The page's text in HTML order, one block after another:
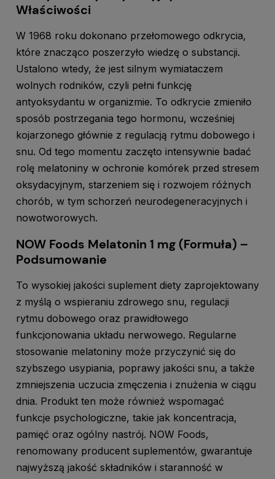
Właściwości
W 1968 roku dokonano przełomowego odkrycia,
które znacząco poszerzyło wiedzę o substancji.
Ustalono wtedy, że jest silnym wymiataczem
wolnych rodników, czyli pełni funkcję
antyoksydantu w organizmie. To odkrycie zmieniło
sposób postrzegania tego hormonu, wcześniej
kojarzonego głównie z regulacją rytmu dobowego i
snu. Od tego momentu zaczęto intensywnie badać
rolę melatoniny w ochronie komórek przed stresem
oksydacyjnym, starzeniem się i rozwojem różnych
chorób, w tym schorzeń neurodegeneracyjnych i
nowotworowych.
NOW Foods Melatonin 1 mg (Formuła) –
Podsumowanie
To wysokiej jakości suplement diety zaprojektowany
z myślą o wspieraniu zdrowego snu, regulacji
rytmu dobowego oraz prawidłowego
funkcjonowania układu nerwowego. Regularne
stosowanie melatoniny może przyczynić się do
szybszego usypiania, poprawy jakości snu, a także
zmniejszenia uczucia zmęczenia i znużenia w ciągu
dnia. Produkt ten może również wspomagać
funkcje psychologiczne, takie jak koncentracja,
pamięć oraz ogólny nastrój. NOW Foods,
renomowany producent suplementów, gwarantuje
najwyższą jakość składników i staranność w